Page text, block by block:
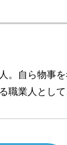
自ら物事
業人とし